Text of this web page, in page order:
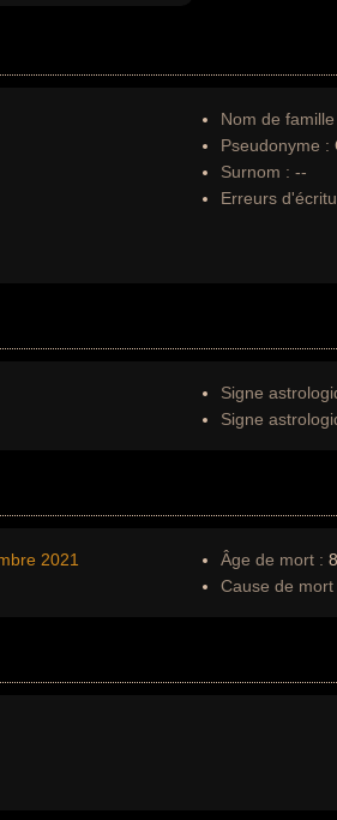
Nom de famille
Pseudonyme :
Surnom : --
Erreurs
Signe
Signe
2021
Âge de mort :
Cause de mort